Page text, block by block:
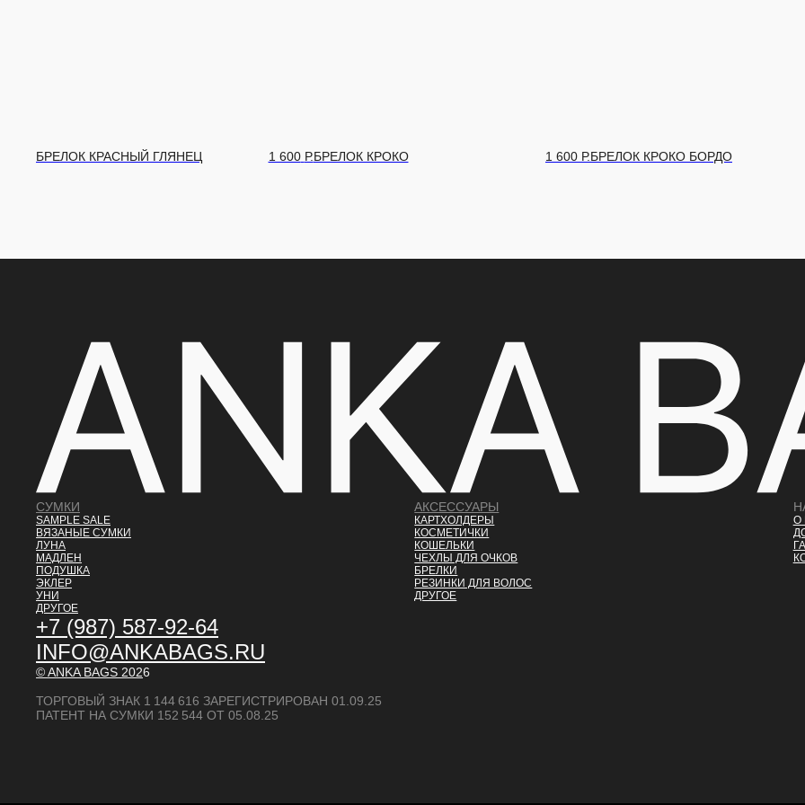
БРЕЛОК КРОКО 1 600 Р.БРЕЛОК КРОКО БОРДО 1 600 Р.БРЕЛОК КРОКО ЧЕРНЫЙ
СУМКИ
SAMPLE SALE
ВЯЗАНЫЕ СУМКИ
ЛУНА
МАДЛЕН
ПОДУШКА
ЭКЛЕР
УНИ
ДРУГОЕ
АКСЕССУАРЫ
КАРТХОЛДЕРЫ
КОСМЕТИЧКИ
КОШЕЛЬКИ
ЧЕХЛЫ ДЛЯ ОЧКОВ
БРЕЛКИ
РЕЗИНКИ ДЛЯ ВОЛОС
ДРУГОЕ
О
+7 (987) 587-92-64
INFO@ANKABAGS.RU
© ANKA BAGS 2026
ТОРГОВЫЙ ЗНАК 1 144 616 ЗАРЕГИСТРИРОВАН 01.09.25
ПАТЕНТ НА СУМКИ 152 544 ОТ 05.08.25